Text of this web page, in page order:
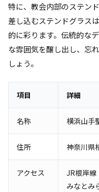
特に、教会内部のステン
差し込むステンドグラス
的に彩ります。伝統的な
な雰囲気を醸し出し、忘
しょう。
項目 詳細
名称 横浜山手
住所 神奈川県
アクセス
JR根岸線
みなとみ